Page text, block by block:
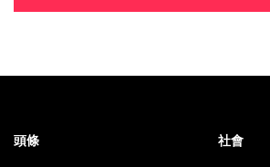
頭條 社會